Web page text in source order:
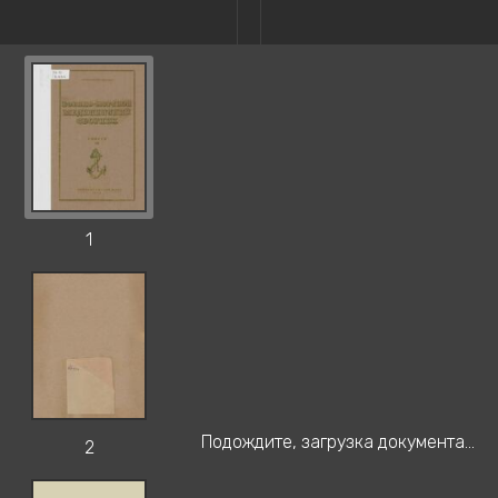
1
2 Подождите, загрузка документа...